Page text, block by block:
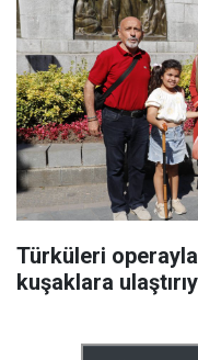
Türküleri
kuşaklara